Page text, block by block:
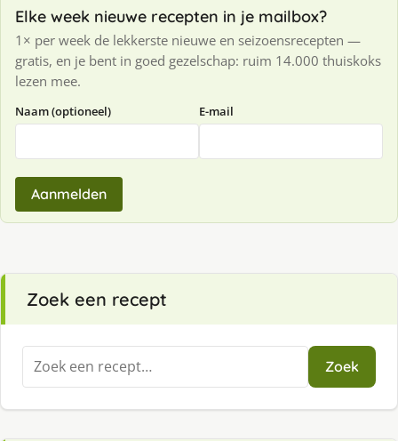
Elke week nieuwe recepten in je mailbox?
1× per week de lekkerste nieuwe en seizoensrecepten —
gratis, en je bent in goed gezelschap: ruim 14.000 thuiskoks
lezen mee.
Naam (optioneel) E-mail
Aanmelden
Zoek een recept
Zoeken
naar:
Zoek